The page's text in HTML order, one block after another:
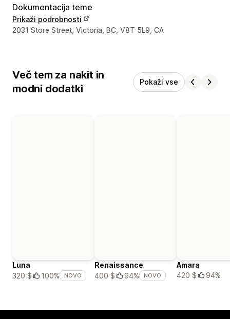
Dokumentacija teme
Prikaži podrobnosti
Podatki za stik z oblikovalcem
2031 Store Street, Victoria, BC, V8T 5L9, CA
Več tem za nakit in
modni dodatki
Pokaži vse
Luna
320 $
100% NOVO
Renaissance
400 $
94% NOVO
Amara
420 $
94%